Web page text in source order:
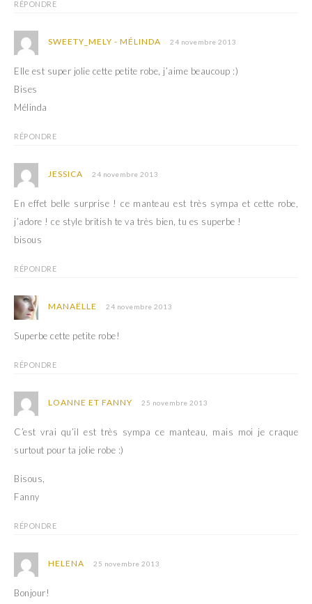
RÉPONDRE
SWEETY_MELY - MÉLINDA 24 novembre 2013
Elle est super jolie cette petite robe, j’aime beaucoup :)
Bises
Mélinda
RÉPONDRE
JESSICA 24 novembre 2013
En effet belle surprise ! ce manteau est très sympa et cette robe,
j’adore ! ce style british te va très bien, tu es superbe !
bisous
RÉPONDRE
MANAËLLE 24 novembre 2013
Superbe cette petite robe!
RÉPONDRE
LOANNE ET FANNY 25 novembre 2013
C’est vrai qu’il est très sympa ce manteau, mais moi je craque
surtout pour ta jolie robe :)
Bisous,
Fanny
RÉPONDRE
HELENA 25 novembre 2013
Bonjour!